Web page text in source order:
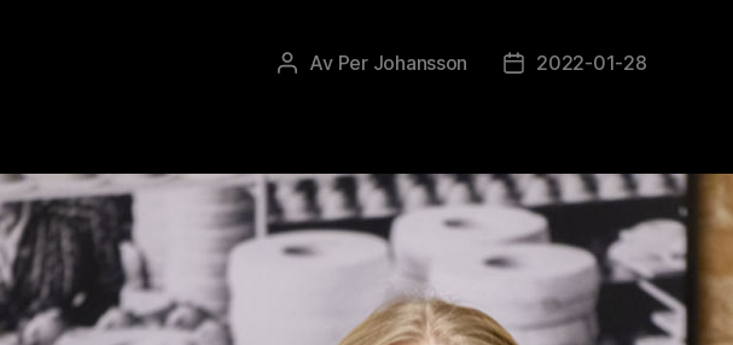
Inläggsförfattare
Av Per Johansson Inläggsdatum
2022-01-28